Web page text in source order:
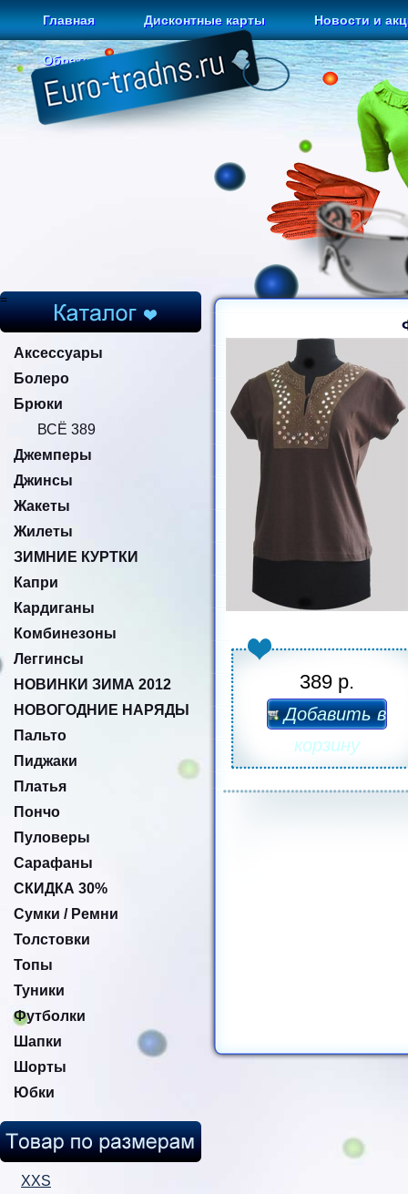
Главная Дисконтные карты Новости и
Обратная связь
=
Аксессуары
Болеро
Брюки
ВСЁ 389
Джемперы
Джинсы
Жакеты
Жилеты
ЗИМНИЕ КУРТКИ
Капри
Кардиганы
Комбинезоны
Леггинсы
НОВИНКИ ЗИМА 2012
НОВОГОДНИЕ НАРЯДЫ
Пальто
Пиджаки
Платья
Пончо
Пуловеры
Сарафаны
СКИДКА 30%
Сумки / Ремни
Толстовки
Топы
Туники
Футболки
Шапки
Шорты
Юбки
XXS
389 р.
Добавить в
корзину